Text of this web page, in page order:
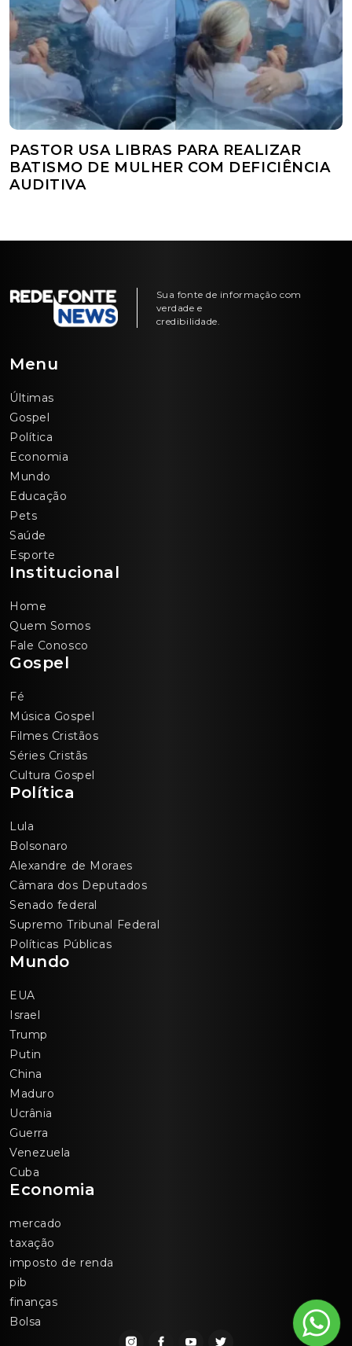
PASTOR USA LIBRAS PARA REALIZAR
BATISMO DE MULHER COM DEFICIÊNCIA
AUDITIVA
Sua fonte de informação com
verdade e
credibilidade.
Menu
Últimas
Gospel
Política
Economia
Mundo
Educação
Pets
Saúde
Esporte
Institucional
Home
Quem Somos
Fale Conosco
Gospel
Fé
Música Gospel
Filmes Cristãos
Séries Cristãs
Cultura Gospel
Política
Lula
Bolsonaro
Alexandre de Moraes
Câmara dos Deputados
Senado federal
Supremo Tribunal Federal
Políticas Públicas
Mundo
EUA
Israel
Trump
Putin
China
Maduro
Ucrânia
Guerra
Venezuela
Cuba
Economia
mercado
taxação
imposto de renda
pib
finanças
Bolsa